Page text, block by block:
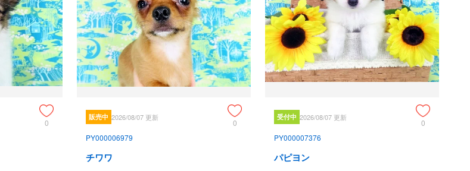
0
販売中 2026/08/07 更新
0
PY000006979
チワワ
受付中 2026/08/07 更新
0
PY000007376
パピヨン